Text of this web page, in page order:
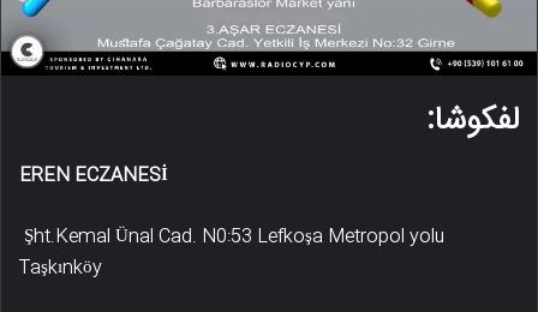
لفکوشا:
EREN ECZANESİ
Şht.Kemal Ünal Cad. N0:53 Lefkoşa Metropol yolu
Taşkınköy